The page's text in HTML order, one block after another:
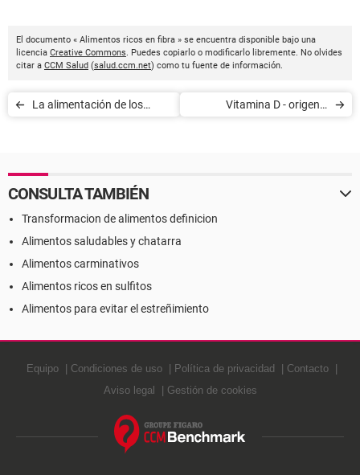
El documento « Alimentos ricos en fibra » se encuentra disponible bajo una
licencia Creative Commons. Puedes copiarlo o modificarlo libremente. No olvides
citar a CCM Salud (salud.ccm.net) como tu fuente de información.
La alimentación de los
Vitamina D - origen y
CONSULTA TAMBIÉN
Transformacion de alimentos definicion
Alimentos saludables y chatarra
Alimentos carminativos
Alimentos ricos en sulfitos
Alimentos para evitar el estreñimiento
Equipo Condiciones de uso Política de privacidad
Contacto
Aviso legal
Gestión de cookies